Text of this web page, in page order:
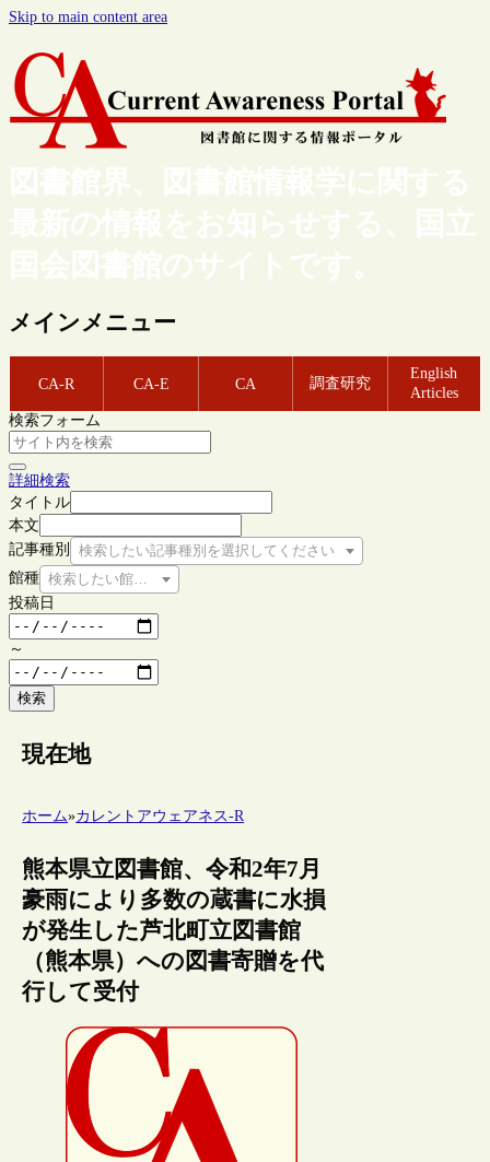
Skip to main content area
図書館界、図書館情報学に関する
最新の情報をお知らせする、国立
国会図書館のサイトです。
メインメニュー
CA-R CA-E CA 調査研究
English
Articles
検索フォーム
詳細検索
タイトル
本文
記事種別
検索したい記事種別を選択してください
館種 検索したい館種を選択してください
投稿日
～
検索
現在地
ホーム»カレントアウェアネス-R
熊本県立図書館、令和2年7月
豪雨により多数の蔵書に水損
が発生した芦北町立図書館
（熊本県）への図書寄贈を代
行して受付